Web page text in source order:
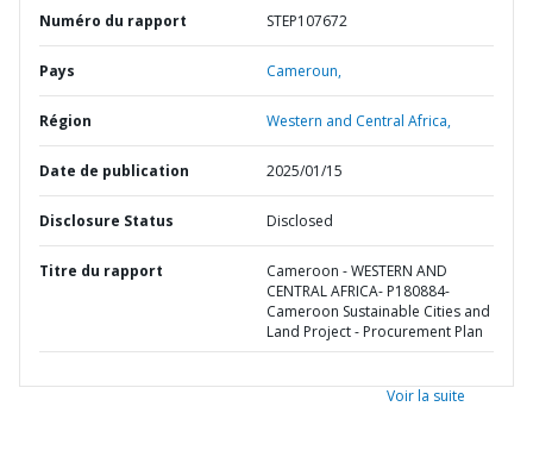
Numéro du rapport STEP107672
Pays Cameroun,
Région Western and Central Africa,
Date de publication 2025/01/15
Disclosure Status Disclosed
Titre du rapport
Cameroon - WESTERN AND
CENTRAL AFRICA- P180884-
Cameroon Sustainable Cities and
Land Project - Procurement Plan
Voir la suite